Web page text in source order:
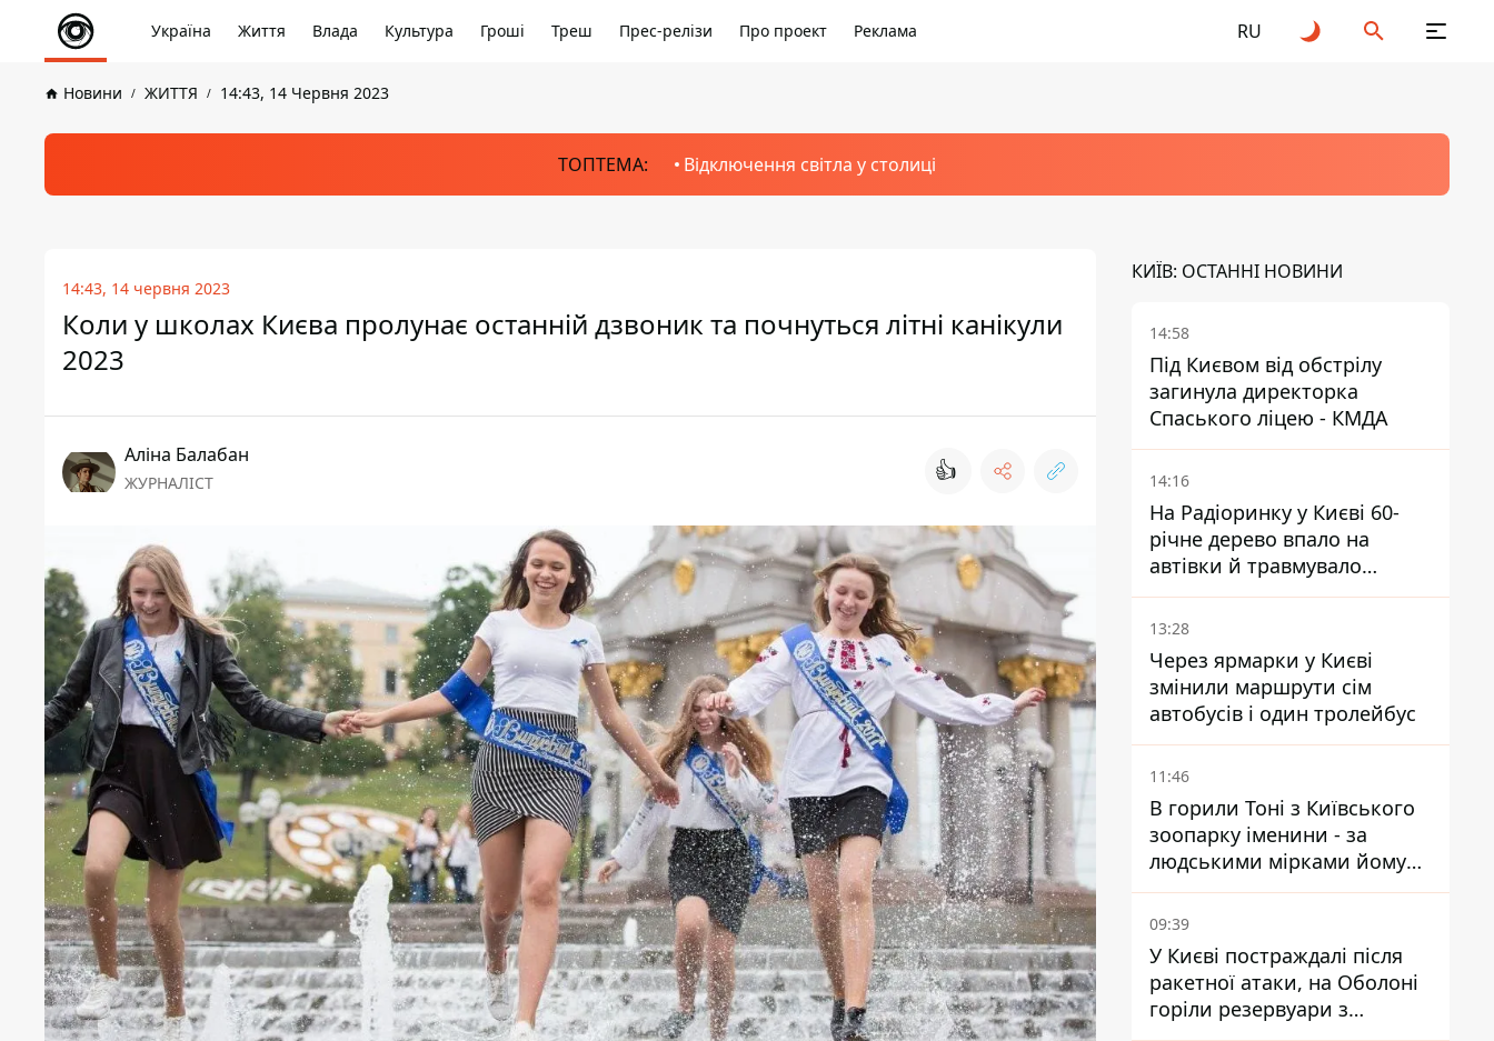
Україна Життя Влада Культура Гроші Треш Прес-релізи Про проект Реклама RU
Новини ЖИТТЯ 14:43, 14 Червня 2023
ТОПТЕМА: Відключення світла у столиці
14:43, 14 червня 2023
Коли у школах Києва пролунає останній дзвоник та почнуться літні канікули
2023
Аліна Балабан
ЖУРНАЛІСТ 👍
КИЇВ: ОСТАННІ НОВИНИ
14:58
Під Києвом від обстрілу
загинула директорка
Спаського ліцею - КМДА
14:16
На Радіоринку у Києві 60-
річне дерево впало на
автівки й травмувало
людину - подробиці
13:28
Через ярмарки у Києві
змінили маршрути сім
автобусів і один тролейбус
11:46
В горили Тоні з Київського
зоопарку іменини - за
людськими мірками йому
вже понад 90 років
09:39
У Києві постраждалі після
ракетної атаки, на Оболоні
горіли резервуари з
паливом